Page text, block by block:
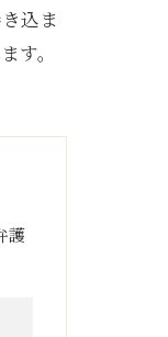
込ま
す。
護